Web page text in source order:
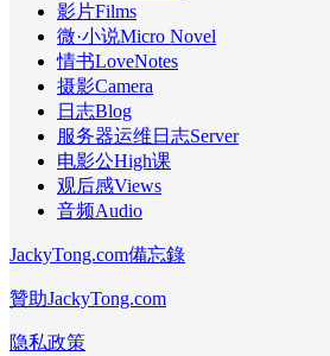
影片Films
微·小说Micro Novel
情书LoveNotes
摄影Camera
日志Blog
服务器运维日志Server
电影公High课
观后感Views
音频Audio
JackyTong.com備忘錄
贊助JackyTong.com
隐私政策